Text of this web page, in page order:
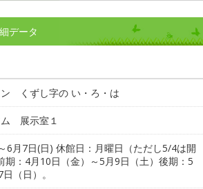
データ
くずし字の い・ろ・は
ム 展示室１
6月7日(日) 休館日：月曜日（ただし5/4は開
期：4月10日（金）～5月9日（土）後期：5
（日）。